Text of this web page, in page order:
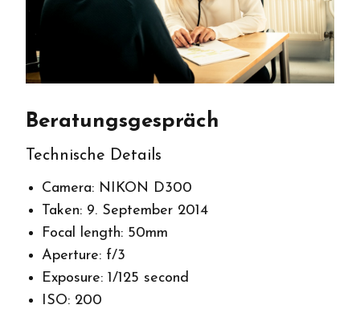
Beratungsgespräch
Technische Details
Camera: NIKON D300
Taken: 9. September 2014
Focal length: 50mm
Aperture: f/3
Exposure: 1/125 second
ISO: 200